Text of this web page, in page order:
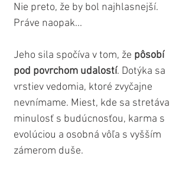
Nie preto, že by bol najhlasnejší.
Práve naopak...
Jeho sila spočíva v tom, že pôsobí
pod povrchom udalostí. Dotýka sa
vrstiev vedomia, ktoré zvyčajne
nevnímame. Miest, kde sa stretáva
minulosť s budúcnosťou, karma s
evolúciou a osobná vôľa s vyšším
zámerom duše.